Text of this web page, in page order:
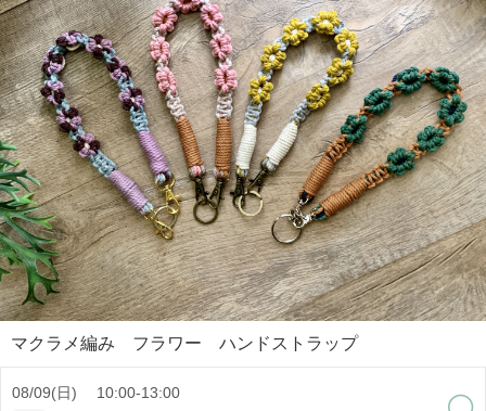
マクラメ編み フラワー ハンドストラップ
08/09(日) 10:00-13:00